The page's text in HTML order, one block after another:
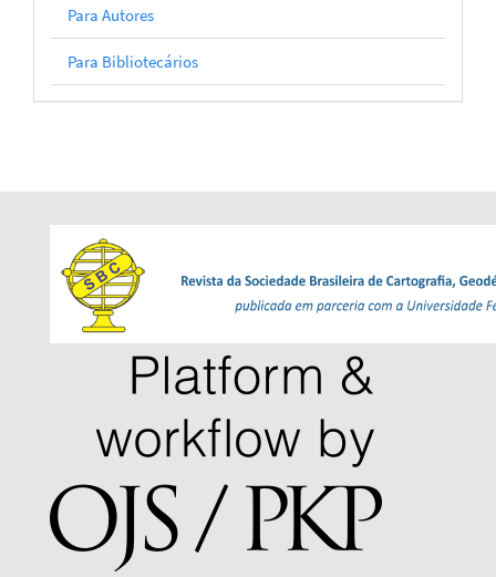
Para Autores
Para Bibliotecários